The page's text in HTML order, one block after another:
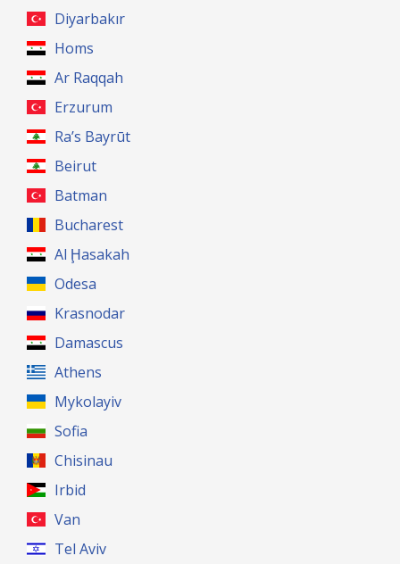
Diyarbakır
Homs
Ar Raqqah
Erzurum
Ra’s Bayrūt
Beirut
Batman
Bucharest
Al Ḩasakah
Odesa
Krasnodar
Damascus
Athens
Mykolayiv
Sofia
Chisinau
Irbid
Van
Tel Aviv